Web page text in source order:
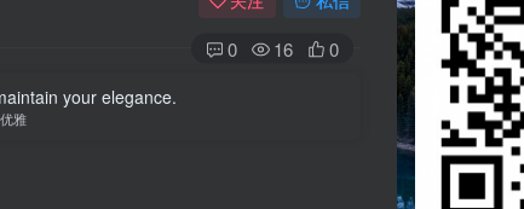
0 16 0
your elegance.
雅